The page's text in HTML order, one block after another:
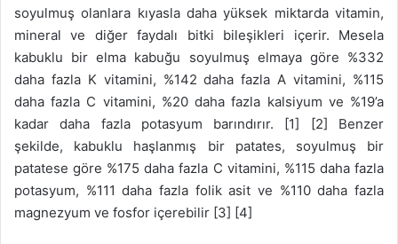
soyulmuş olanlara kıyasla daha yüksek miktarda vitamin,
mineral ve diğer faydalı bitki bileşikleri içerir. Mesela
kabuklu bir elma kabuğu soyulmuş elmaya göre %332
daha fazla K vitamini, %142 daha fazla A vitamini, %115
daha fazla C vitamini, %20 daha fazla kalsiyum ve %19’a
kadar daha fazla potasyum barındırır. [1] [2] Benzer
şekilde, kabuklu haşlanmış bir patates, soyulmuş bir
patatese göre %175 daha fazla C vitamini, %115 daha fazla
potasyum, %111 daha fazla folik asit ve %110 daha fazla
magnezyum ve fosfor içerebilir [3] [4]